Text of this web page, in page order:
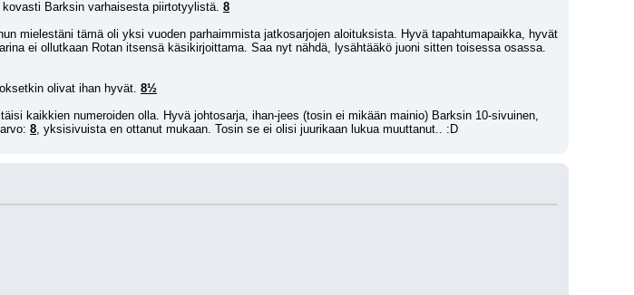
Barksin varhaisesta piirtotyylistä. 8
mielestäni tämä oli yksi vuoden parhaimmista jatkosarjojen aloituksista. Hyvä tapahtumapaikka, hyvät
ei ollutkaan Rotan itsensä käsikirjoittama. Saa nyt nähdä, lysähtääkö juoni sitten toisessa osassa.
olivat ihan hyvät. 8½
kaikkien numeroiden olla. Hyvä johtosarja, ihan-jees (tosin ei mikään mainio) Barksin 10-sivuinen,
8, yksisivuista en ottanut mukaan. Tosin se ei olisi juurikaan lukua muuttanut.. :D